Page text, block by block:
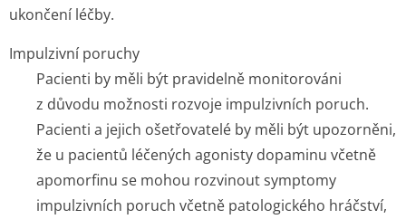
ukončení léčby.
Impulzivní poruchy
Pacienti by měli být pravidelně monitorováni
z důvodu možnosti rozvoje impulzivních poruch.
Pacienti a jejich ošetřovatelé by měli být upozorněni,
že u pacientů léčených agonisty dopaminu včetně
apomorfinu se mohou rozvinout symptomy
impulzivních poruch včetně patologického hráčství,